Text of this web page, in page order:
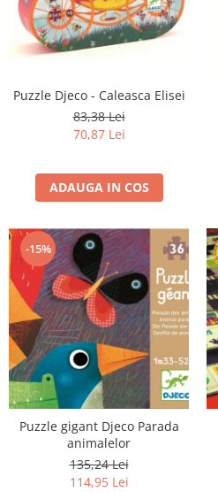
Puzzle Djeco - Caleasca Elisei
83,38 Lei
70,87 Lei
ADAUGA IN COS
-15%
Puzzle gigant Djeco Parada
animalelor
135,24 Lei
114,95 Lei